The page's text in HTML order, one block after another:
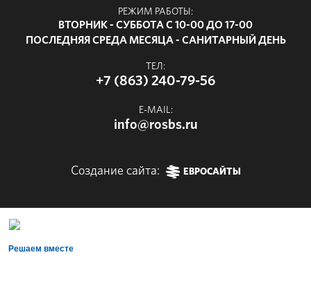
РЕЖИМ РАБОТЫ:
ВТОРНИК - СУББОТА С 10-00 ДО 17-00
ПОСЛЕДНЯЯ СРЕДА МЕСЯЦА - САНИТАРНЫЙ ДЕНЬ
ТЕЛ:
+7 (863) 240-79-56
E-MAIL:
info@rosbs.ru
Создание сайта: ЕВРОСАЙТЫ
Решаем вместе